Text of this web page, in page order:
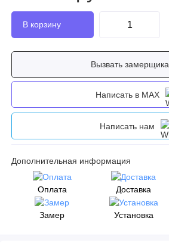
Вызвать замерщика
Написать в MAX
Написать нам
Дополнительная информация
Оплата Доставка
Замер Установка